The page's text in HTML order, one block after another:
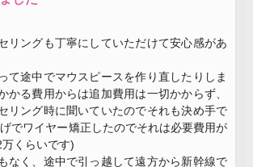
リングも丁寧にしていただけて安心感があ
て途中でマウスピースを作り直したりしま
かる費用からは追加費用は一切かからず、
リング時に聞いていたのでそれも決め手で
でワイヤー矯正したのでそれは必要費用が
くらいです)
なく、途中で引っ越して遠方から新幹線で